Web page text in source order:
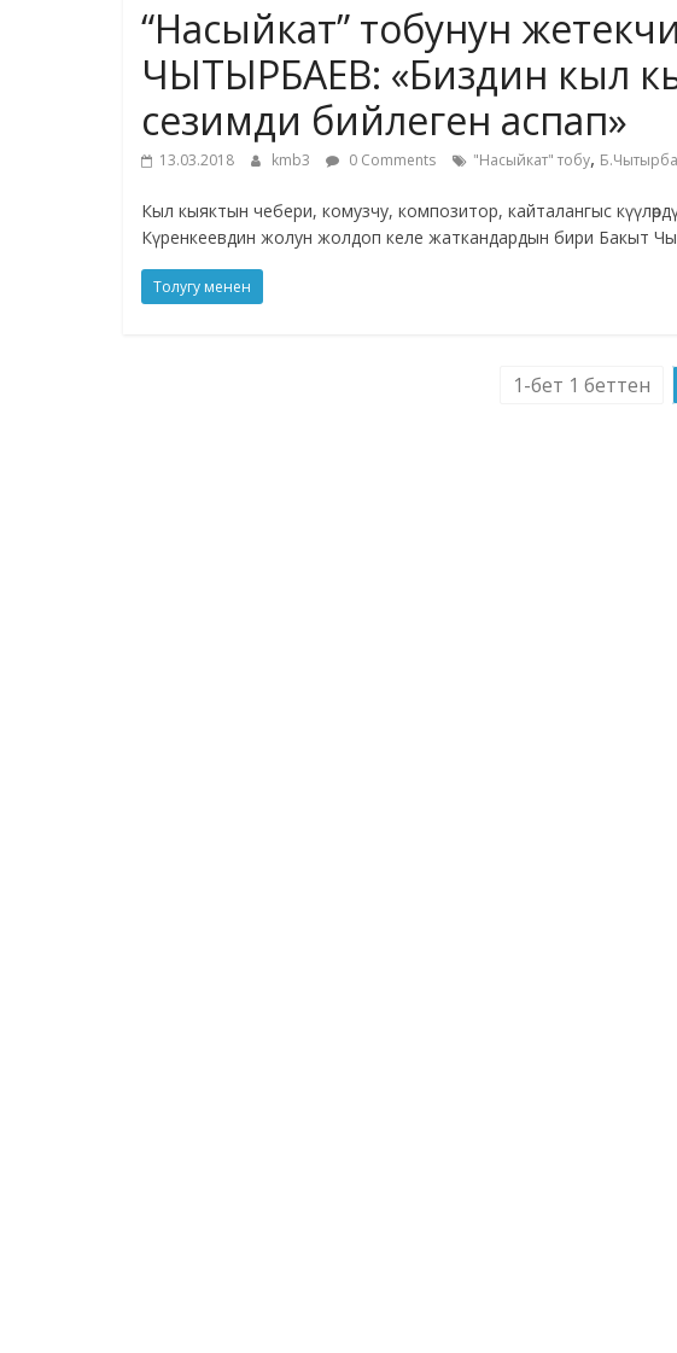
“Насыйкат” тобунун
ЧЫТЫРБАЕВ: «Биздин кыл
сезимди бийлеген аспап»
13.03.2018 kmb3 0 Comments "Насыйкат" тобу,
Кыл кыяктын чебери, комузчу, композитор, кайталангыс
Күренкеевдин жолун жолдоп келе жаткандардын бири Бакыт
Толугу менен
1-бет 1 беттен